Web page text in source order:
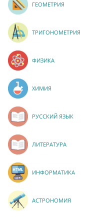
ГЕОМЕТРИЯ
ТРИГОНОМЕТРИЯ
ФИЗИКА
ХИМИЯ
РУССКИЙ ЯЗЫК
ЛИТЕРАТУРА
ИНФОРМАТИКА
АСТРОНОМИЯ